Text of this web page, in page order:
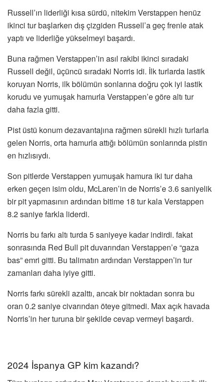
Russell’ın liderliği kısa sürdü, nitekim Verstappen henüz
ikinci tur başlarken dış çizgiden Russell’a geç frenle atak
yaptı ve liderliğe yükselmeyi başardı.
Buna rağmen Verstappen’in asıl rakibi ikinci sıradaki
Russell değil, üçüncü sıradaki Norris idi. İlk turlarda lastik
koruyan Norris, ilk bölümün sonlarına doğru çok iyi lastik
korudu ve yumuşak hamurla Verstappen’e göre altı tur
daha fazla gitti.
Pist üstü konum dezavantajına rağmen sürekli hızlı turlarla
gelen Norris, orta hamurla attığı bölümün sonlarında pistin
en hızlısıydı.
Son pitlerde Verstappen yumuşak hamura iki tur daha
erken geçen isim oldu, McLaren’in de Norris’e 3.6 saniyelik
bir pit yapmasının ardından bitime 18 tur kala Verstappen
8.2 saniye farkla liderdi.
Norris bu farkı altı turda 5 saniyeye kadar indirdi. fakat
sonrasında Red Bull pit duvarından Verstappen’e “gaza
bas” emri gitti. Bu talimatın ardından Verstappen’in tur
zamanları daha iyiye gitti.
Norris farkı sürekli azalttı, ancak bir noktadan sonra bu
oran 0.2 saniye civarından öteye gitmedi. Max açık havada
Norris’in her turuna bir şekilde cevap vermeyi başardı.
2024 İspanya GP kim kazandı?